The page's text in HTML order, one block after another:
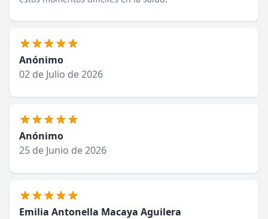
Anónimo
02 de Julio de 2026
Anónimo
25 de Junio de 2026
Emilia Antonella Macaya Aguilera